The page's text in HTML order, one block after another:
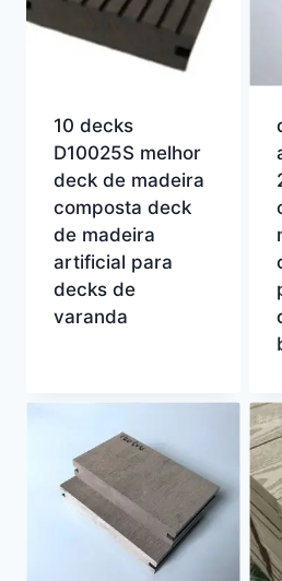
10 decks
D10025S melhor
deck de madeira
composta deck
de madeira
artificial para
decks de
varanda